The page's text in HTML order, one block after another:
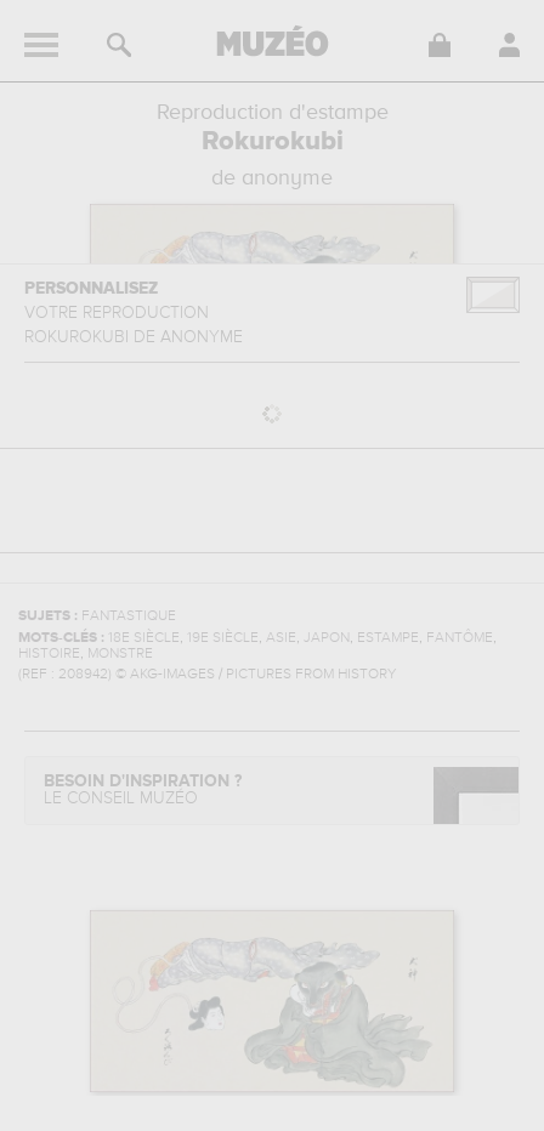
Reproduction d'estampe
Rokurokubi
de anonyme
PERSONNALISEZ
VOTRE REPRODUCTION
ROKUROKUBI
DE ANONYME
SUJETS : FANTASTIQUE
MOTS-CLÉS :
18E SIÈCLE, 19E SIÈCLE, ASIE, JAPON , ESTAMPE, FANTÔME,
HISTOIRE, MONSTRE
(REF : 208942) © AKG-IMAGES / PICTURES FROM HISTORY
BESOIN D'INSPIRATION ?
LE CONSEIL MUZÉO